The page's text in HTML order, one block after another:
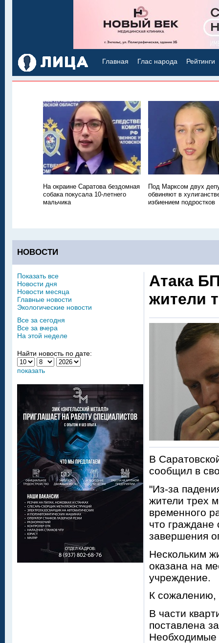
Главная Глас народа Рейтинги
На окраине Саратова бездомная
собака покусала 10-летнего
мальчика
Под Марксом двух
обвиняют в
избиением подростков
НОВОСТИ
Атака
жители
В
сообщил в
"Из-за
жители трех
временного
что граждане
завершения
Нескольким
оказана на
учреждение.
К сожалению,
В части
поставлена
Необходимые
Показать все
Новости дня
Новости месяца
Главные новости
Экологические новости
Все за сегодня
Все за вчера
На этой неделе
Найти новость по дате:
показать